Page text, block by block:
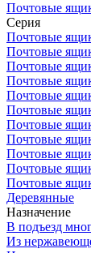
Почтовые
Серия
Почтовые
Почтовые
Почтовые
Почтовые
Почтовые
Почтовые
Почтовые
Почтовые
Почтовые
Почтовые
Почтовые
Деревянные
Назначение
В подъезд
Из